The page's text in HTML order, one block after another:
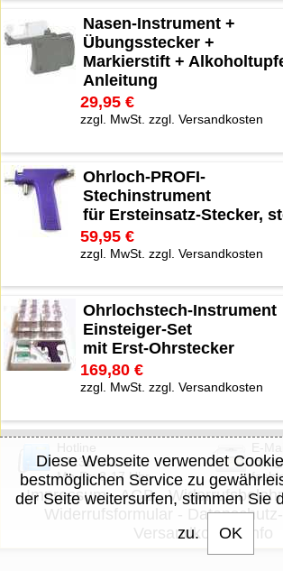
Nasen-Instrument +
Übungsstecker +
Markierstift +
Anleitung
29,95 €
zzgl. MwSt. zzgl. Versandkosten
Ohrloch-PROFI-
Stechinstrument
für Ersteinsatz-Stecker,
59,95 €
zzgl. MwSt. zzgl. Versandkosten
Ohrlochstech-Instrument
Einsteiger-Set
mit Erst-Ohrstecker
169,80 €
zzgl. MwSt. zzgl. Versandkosten
07135/932 881
Mo-Fr: 8-17 Uhr
Impressum-AGB-
Widerrufsformular -
Versandkosten-Info
Diese Webseite verwendet
bestmöglichen Service zu
der Seite weitersurfen, stimmen Sie
zu.
OK